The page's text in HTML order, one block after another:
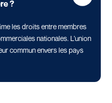
?
les droits entre membres
nationales. L'union
commun envers les pays